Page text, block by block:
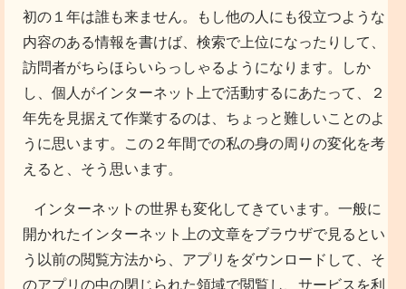
初の１年は誰も来ません。もし他の人にも役立つような
内容のある情報を書けば、検索で上位になったりして、
訪問者がちらほらいらっしゃるようになります。しか
し、個人がインターネット上で活動するにあたって、２
年先を見据えて作業するのは、ちょっと難しいことのよ
うに思います。この２年間での私の身の周りの変化を考
えると、そう思います。
インターネットの世界も変化してきています。一般に
開かれたインターネット上の文章をブラウザで見るとい
う以前の閲覧方法から、アプリをダウンロードして、そ
のアプリの中の閉じられた領域で閲覧し、サービスを利